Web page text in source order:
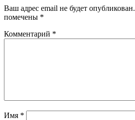
Ваш адрес email не будет опубликован.
помечены *
Комментарий *
Имя *